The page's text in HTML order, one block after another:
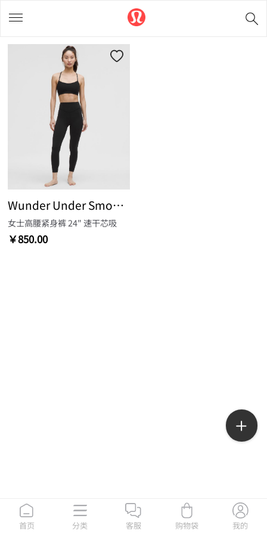
Wunder Under SmoothCover™
女士高腰紧身裤 24" 速干芯吸
￥850.00
首页 分类 客服 购物袋 我的